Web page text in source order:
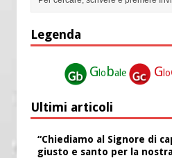
Legenda
G lo bale G lo
Ultimi articoli
“Chiediamo al Signore di
giusto e santo per la